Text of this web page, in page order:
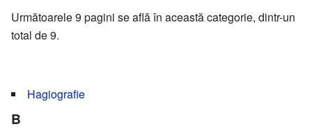
Următoarele 9 pagini se află în această categorie, dintr-un
total de 9.
Hagiografie
B